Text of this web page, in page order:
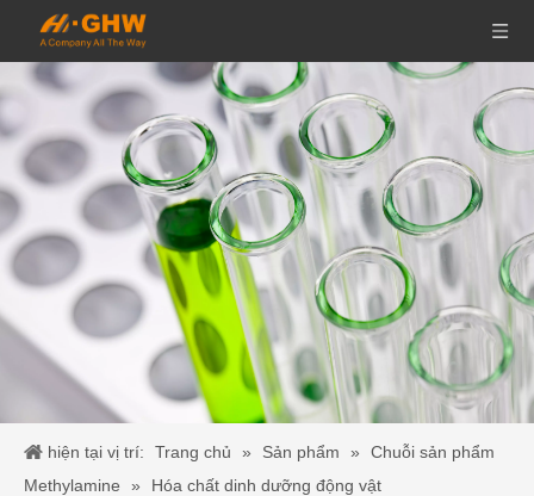
hiện tại vị trí: Trang chủ » Sản phẩm »
Chuỗi sản phẩm
Methylamine
» Hóa chất dinh dưỡng động vật